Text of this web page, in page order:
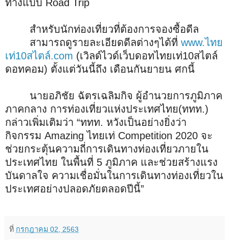
ทางแบบ Road Trip
สำหรับนักท่องเที่ยวที่ต้องการจองซื้อดีล
สามารถดูรายละเอียดดีลต่างๆได้ที่ www.ไทย
เท่10สไตล์.com (เวิลด์ไวด์เว็บดอทไทยเท่10สไตล์
ดอทคอม) ตั้งแต่วันนี้ถึง เดือนกันยายน ศกนี้
นายอภิชัย ฉัตรเฉลิมกิจ ผู้อำนวยการภูมิภาค
ภาคกลาง การท่องเที่ยวแห่งประเทศไทย(ททท.)
กล่าวเพิ่มเติมว่า “ททท. หวังเป็นอย่างยิ่งว่า
กิจกรรม Amazing ไทยเท่ Competition 2020 จะ
ช่วยกระตุ้นความถี่การเดินทางท่องเที่ยวภายใน
ประเทศไทย ในพื้นที่ 5 ภูมิภาค และช่วยสร้างแรง
บันดาลใจ ความเชื่อมั่นในการเดินทางท่องเที่ยวใน
ประเทศอย่างปลอดภัยตลอดปีนี้”
ที่ กรกฎาคม 02, 2563